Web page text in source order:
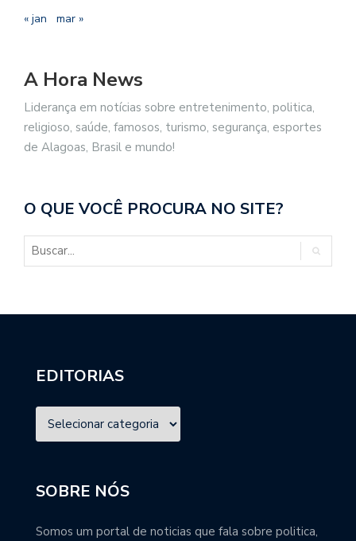
« jan mar »
A Hora News
Liderança em notícias sobre entretenimento, politica,
religioso, saúde, famosos, turismo, segurança, esportes
de Alagoas, Brasil e mundo!
O QUE VOCÊ PROCURA NO SITE?
EDITORIAS
SOBRE NÓS
Somos um portal de noticias que fala sobre politica,